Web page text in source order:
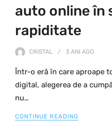
auto online în
rapiditate
CRISTAL 3 ANI AGO
Într-o eră în care aproape
digital, alegerea de a
nu…
CONTINUE READING